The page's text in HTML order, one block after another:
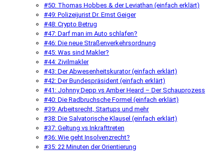
#50: Thomas Hobbes & der Leviathan (einfach erklärt)
#49: Polizeijurist Dr. Ernst Geiger
#48: Crypto Betrug
#47: Darf man im Auto schlafen?
#46: Die neue Straßenverkehrsordnung
#45: Was sind Makler?
#44: Zivilmakler
#43: Der Abwesenheitskurator (einfach erklärt)
#42: Der Bundespräsident (einfach erklärt)
#41: Johnny Depp vs Amber Heard – Der Schauprozess
#40: Die Radbruchsche Formel (einfach erklärt)
#39: Arbeitsrecht, Startups und mehr
#38: Die Salvatorische Klausel (einfach erklärt)
#37: Geltung vs Inkrafttreten
#36: Wie geht Insolvenzrecht?
#35: 22 Minuten der Orientierung